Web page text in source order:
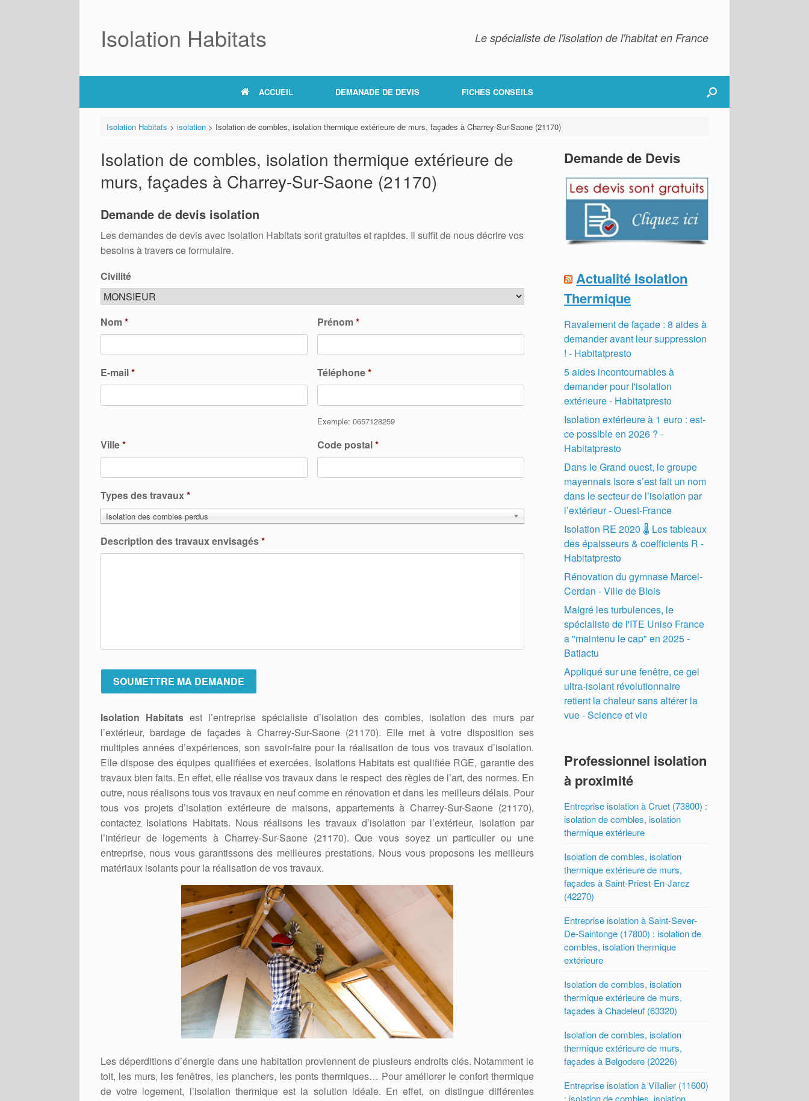
Isolation Habitats Le spécialiste de l'isolation de l'habitat en France
ACCUEIL DEMANADE DE DEVIS FICHES CONSEILS
Isolation Habitats > isolation> Isolation de combles, isolation thermique extérieure de murs, façades à Charrey-Sur-Saone (21170)
Isolation de combles, isolation thermique extérieure de
murs, façades à Charrey-Sur-Saone (21170)
Demande de devis isolation
Les demandes de devis avec Isolation Habitats sont gratuites et rapides. Il suffit de nous décrire vos
besoins à travers ce formulaire.
Civilité
Nom* Prénom*
E-mail* Téléphone*
Exemple: 0657128259
Ville* Code postal*
Types des travaux*
Isolation des combles perdus
Description des travaux envisagés*
Isolation Habitatsest l’entreprise spécialiste d’isolation des combles, isolation des murs par
l’extérieur, bardage de façades à Charrey-Sur-Saone (21170). Elle met à votre disposition ses
multiples années d’expériences, son savoir-faire pour la réalisation de tous vos travaux d’isolation.
Elle dispose des équipes qualifiées et exercées. Isolations Habitats est qualifiée RGE, garantie des
travaux bien faits. En effet, elle réalise vos travaux dans le respect des règles de l’art, des normes. En
outre, nous réalisons tous vos travaux en neuf comme en rénovation et dans les meilleurs délais. Pour
tous vos projets d’isolation extérieure de maisons, appartements à Charrey-Sur-Saone (21170),
contactez Isolations Habitats. Nous réalisons les travaux d’isolation par l’extérieur, isolation par
l’intérieur de logements à Charrey-Sur-Saone (21170). Que vous soyez un particulier ou une
entreprise, nous vous garantissons des meilleures prestations. Nous vous proposons les meilleurs
matériaux isolants pour la réalisation de vos travaux.
Les déperditions d’énergie dans une habitation proviennent de plusieurs endroits clés. Notamment le
toit, les murs, les fenêtres, les planchers, les ponts thermiques… Pour améliorer le confort thermique
de votre logement, l’isolation thermique est la solution idéale. En effet, on distingue différentes
Demande de Devis
Actualité Isolation
Thermique
Ravalement de façade : 8 aides à
demander avant leur suppression
! - Habitatpresto
5 aides incontournables à
demander pour l'isolation
extérieure - Habitatpresto
Isolation extérieure à 1 euro : est-
ce possible en 2026 ? -
Habitatpresto
Dans le Grand ouest, le groupe
mayennais Isore s’est fait un nom
dans le secteur de l’isolation par
l’extérieur - Ouest-France
Isolation RE 2020 🌡 Les tableaux
des épaisseurs & coefficients R -
Habitatpresto
Rénovation du gymnase Marcel-
Cerdan - Ville de Blois
Malgré les turbulences, le
spécialiste de l'ITE Uniso France
a "maintenu le cap" en 2025 -
Batiactu
Appliqué sur une fenêtre, ce gel
ultra-isolant révolutionnaire
retient la chaleur sans altérer la
vue - Science et vie
Professionnel isolation
à proximité
Entreprise isolation à Cruet (73800) :
isolation de combles, isolation
thermique extérieure
Isolation de combles, isolation
thermique extérieure de murs,
façades à Saint-Priest-En-Jarez
(42270)
Entreprise isolation à Saint-Sever-
De-Saintonge (17800) : isolation de
combles, isolation thermique
extérieure
Isolation de combles, isolation
thermique extérieure de murs,
façades à Chadeleuf (63320)
Isolation de combles, isolation
thermique extérieure de murs,
façades à Belgodere (20226)
Entreprise isolation à Villalier (11600)
: isolation de combles, isolation